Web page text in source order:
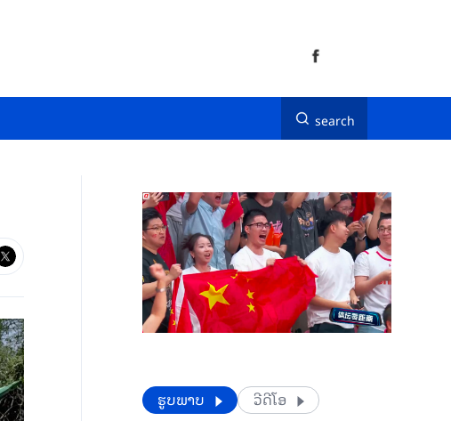
search
​​ຮູບພາບ ວີດີໂອ